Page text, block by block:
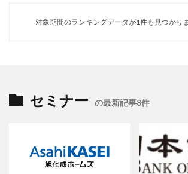
対象期間のランキングデータが1件も見つかり
セミナー の最新記事8件